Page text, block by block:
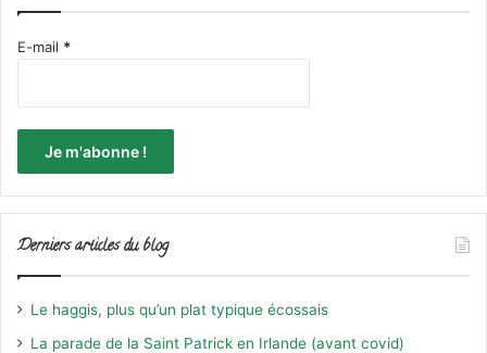
E-mail *
Derniers articles du blog
Le haggis, plus qu’un plat typique écossais
La parade de la Saint Patrick en Irlande (avant covid)